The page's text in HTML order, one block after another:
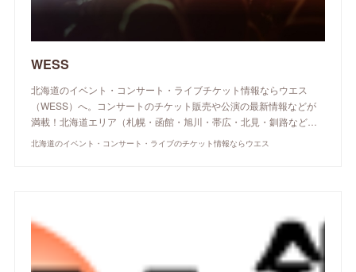
WESS
北海道のイベント・コンサート・ライブチケット情報ならウエス
（WESS）へ。コンサートのチケット販売や公演の最新情報などが
満載！北海道エリア（札幌・函館・旭川・帯広・北見・釧路など…
北海道のイベント・コンサート・ライブのチケット情報ならウエス